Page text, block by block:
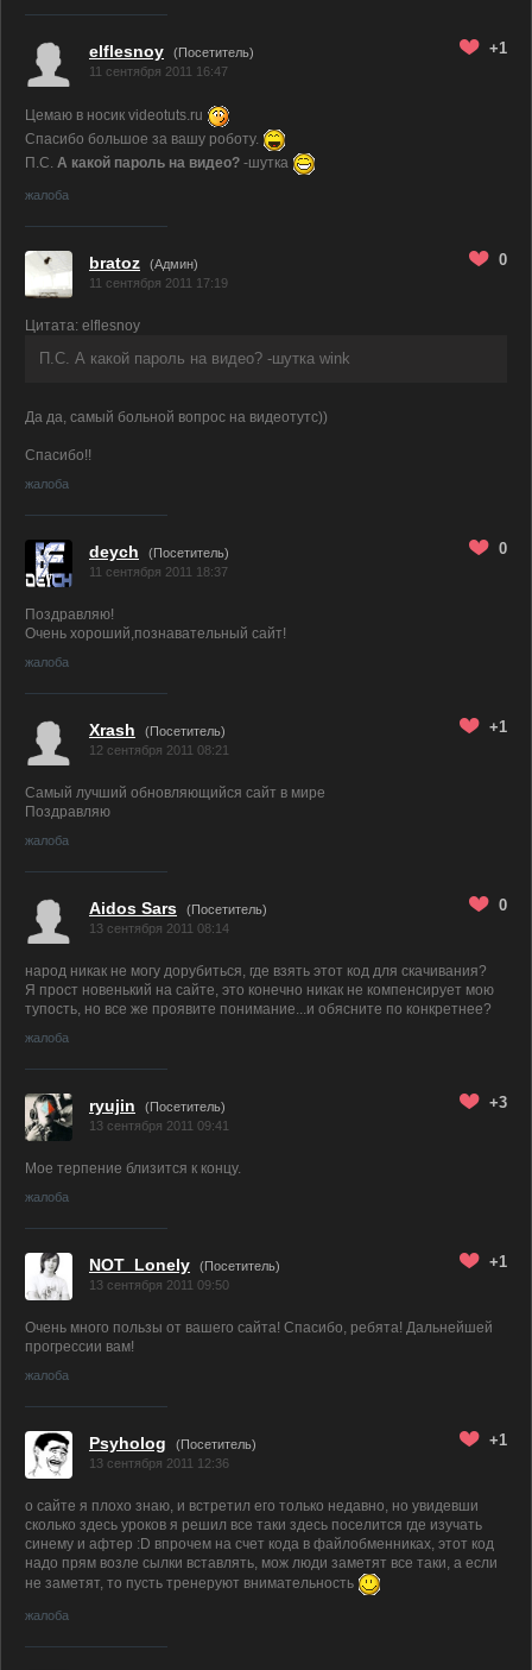
elflesnoy
(Посетитель)
11 сентября 2011 16:47
+1
Цемаю в носик videotuts.ru
Спасибо большое за вашу роботу.
П.С. А какой пароль на видео? -шутка
жалоба
bratoz (Админ)
11 сентября 2011 17:19
0
Цитата: elflesnoy
П.С. А какой пароль на видео? -шутка wink
Да да, самый больной вопрос на видеотутс))
Спасибо!!
жалоба
deych
(Посетитель)
11 сентября 2011 18:37
0
Поздравляю!
Очень хороший,познавательный сайт!
жалоба
Xrash
(Посетитель)
12 сентября 2011 08:21
+1
Самый лучший обновляющийся сайт в мире
Поздравляю
жалоба
Aidos Sars
(Посетитель)
13 сентября 2011 08:14
0
народ никак не могу дорубиться, где взять этот код для скачивания?
Я прост новенький на сайте, это конечно никак не компенсирует мою
тупость, но все же проявите понимание...и обясните по конкретнее?
жалоба
ryujin
(Посетитель)
13 сентября 2011 09:41
+3
Мое терпение близится к концу.
жалоба
NOT_Lonely
(Посетитель)
13 сентября 2011 09:50
+1
Очень много пользы от вашего сайта! Спасибо, ребята! Дальнейшей
прогрессии вам!
жалоба
Psyholog
(Посетитель)
13 сентября 2011 12:36
+1
о сайте я плохо знаю, и встретил его только недавно, но увидевши
сколько здесь уроков я решил все таки здесь поселится где изучать
синему и афтер :D впрочем на счет кода в файлобменниках, этот код
надо прям возле сылки вставлять, мож люди заметят все таки, а если
не заметят, то пусть тренеруют внимательность
жалоба